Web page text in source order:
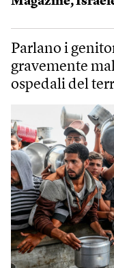
Parlano i
gravemente
ospedali del